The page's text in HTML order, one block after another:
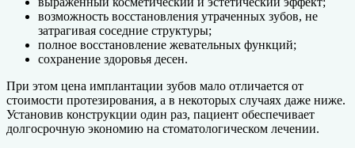
возможность восстановления утраченных зубов, не
затрагивая соседние структуры;
полное восстановление жевательных функций;
сохранение здоровья десен.
При этом цена имплантации зубов мало отличается от
стоимости протезирования, а в некоторых случаях даже ниже.
Установив конструкции один раз, пациент обеспечивает
долгосрочную экономию на стоматологическом лечении.